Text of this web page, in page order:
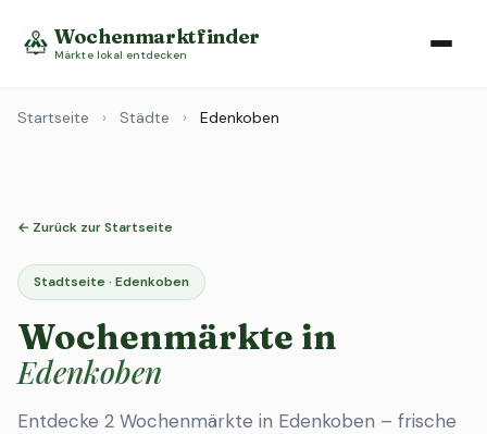
Wochenmarktfinder
Märkte lokal entdecken
Startseite › Städte › Edenkoben
← Zurück zur Startseite
Stadtseite · Edenkoben
Wochenmärkte in
Edenkoben
Entdecke 2 Wochenmärkte in Edenkoben – frische